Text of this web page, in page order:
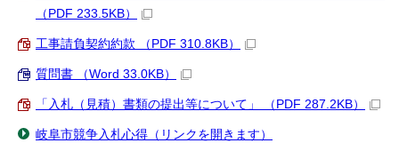
（PDF 233.5KB）
工事請負契約約款 （PDF 310.8KB）
質問書 （Word 33.0KB）
「入札（見積）書類の提出等について」 （PDF 287.2KB）
岐阜市競争入札心得（リンクを開きます）